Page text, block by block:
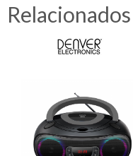
Relacionados